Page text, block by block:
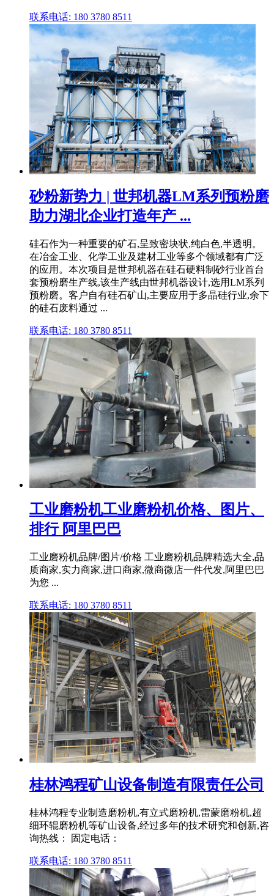
联系电话: 180 3780 8511
砂粉新势力 | 世邦机器LM系列预粉磨
助力湖北企业打造年产 ...
硅石作为一种重要的矿石,呈致密块状,纯白色,半透明。
在冶金工业、化学工业及建材工业等多个领域都有广泛
的应用。本次项目是世邦机器在硅石硬料制砂行业首台
套预粉磨生产线,该生产线由世邦机器设计,选用LM系列
预粉磨。客户自有硅石矿山,主要应用于多晶硅行业,余下
的硅石废料通过 ...
联系电话: 180 3780 8511
工业磨粉机工业磨粉机价格、图片、
排行 阿里巴巴
工业磨粉机品牌/图片/价格 工业磨粉机品牌精选大全,品
质商家,实力商家,进口商家,微商微店一件代发,阿里巴巴
为您 ...
联系电话: 180 3780 8511
桂林鸿程矿山设备制造有限责任公司
桂林鸿程专业制造磨粉机,有立式磨粉机,雷蒙磨粉机,超
细环辊磨粉机等矿山设备,经过多年的技术研究和创新,咨
询热线： 固定电话：
联系电话: 180 3780 8511